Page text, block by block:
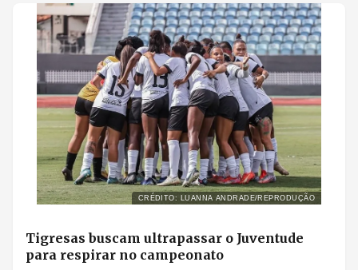
CRÉDITO: LUANNA ANDRADE/REPRODUÇÃO
Tigresas buscam ultrapassar o Juventude
para respirar no campeonato